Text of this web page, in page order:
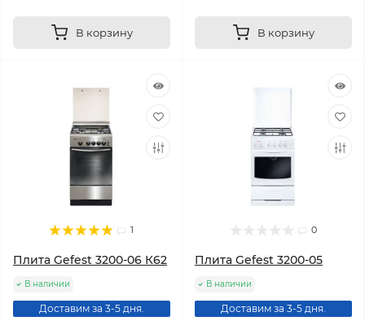
В корзину В корзину
1
Плита Gefest 3200-06 К62
В наличии
Доставим за 3-5 дня.
0
Плита Gefest 3200-05
В наличии
Доставим за 3-5 дня.